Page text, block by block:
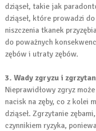
dziąseł, takie jak
dziąseł, które prowadzi
niszczenia tkanek
do poważnych
zębów i utraty zębów.
3. Wady zgryzu i
Nieprawidłowy zgryz
nacisk na zęby, co z kolei
dziąseł. Zgrzytanie
czynnikiem ryzyka,